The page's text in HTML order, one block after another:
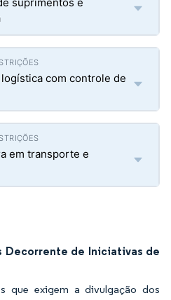
com controle de
em transporte e
Decorrente de Iniciativas de
que exigem a divulgação dos